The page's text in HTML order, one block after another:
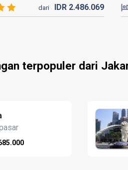
dari IDR 2.486.069
terpopuler dari
000